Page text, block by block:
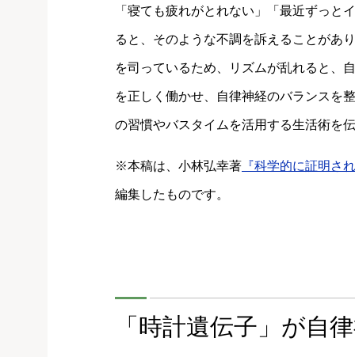
「寝ても疲れがとれない」「最近ずっと
ると、そのような不調を訴えることがあ
を司っているため、リズムが乱れると、
を正しく働かせ、自律神経のバランスを
の習慣やバスタイムを活用する生活術を
※本稿は、小林弘幸著 『科学的に証明さ
編集したものです。
「時計遺伝子」が自